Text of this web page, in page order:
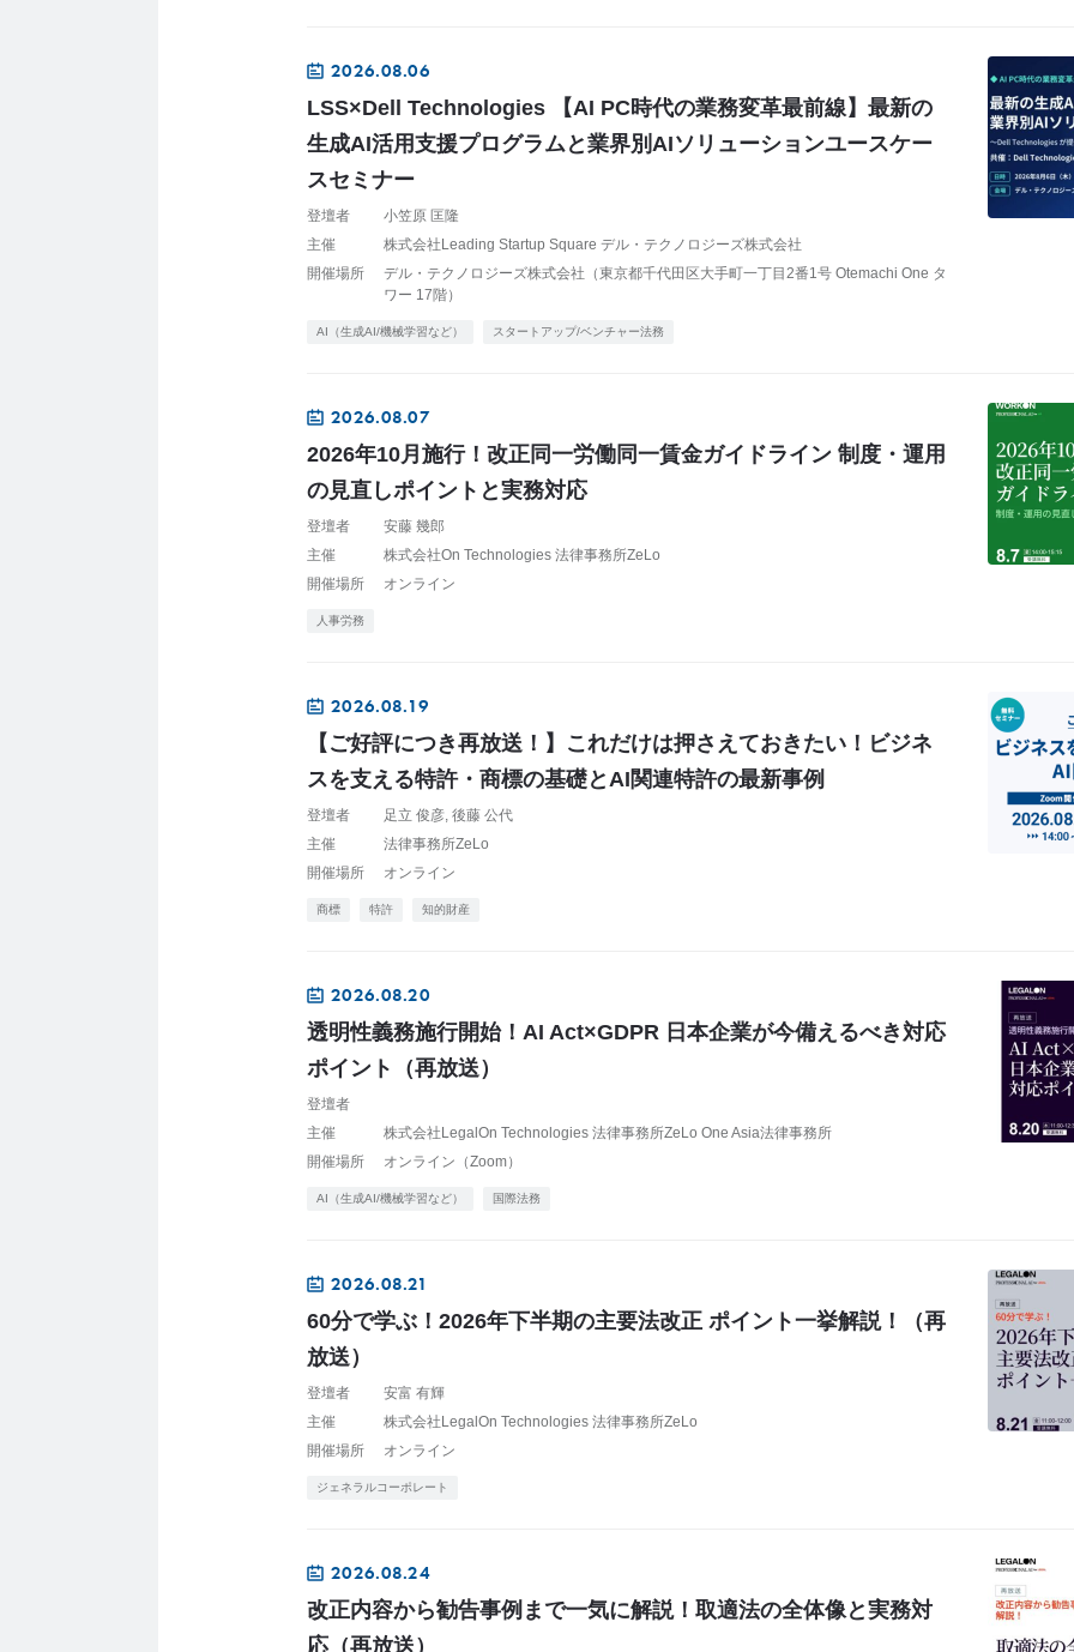
2026.08.06
LSS×Dell Technologies 【AI PC時代の業務変革最前線】最新の
生成AI活用支援プログラムと業界別AIソリューションユースケー
スセミナー
登壇者
小笠原 匡隆
主催
株式会社Leading Startup Square デル・テクノロジーズ株式会社
開催場所
デル・テクノロジーズ株式会社（東京都千代田区大手町一丁目2番1号 Otemachi One タ
ワー 17階）
AI（生成AI/機械学習など） スタートアップ/ベンチャー法務
2026.08.07
2026年10月施行！改正同一労働同一賃金ガイドライン 制度・運用
の見直しポイントと実務対応
登壇者
安藤 幾郎
主催
株式会社On Technologies 法律事務所ZeLo
開催場所
オンライン
人事労務
2026.08.19
【ご好評につき再放送！】これだけは押さえておきたい！ビジネ
スを支える特許・商標の基礎とAI関連特許の最新事例
登壇者 足立 俊彦 後藤 公代
主催
法律事務所ZeLo
開催場所
オンライン
商標 特許 知的財産
2026.08.20
透明性義務施行開始！AI Act×GDPR 日本企業が今備えるべき対応
ポイント（再放送）
登壇者
主催
株式会社LegalOn Technologies 法律事務所ZeLo One Asia法律事務所
開催場所
オンライン（Zoom）
AI（生成AI/機械学習など） 国際法務
2026.08.21
60分で学ぶ！2026年下半期の主要法改正 ポイント一挙解説！（再
放送）
登壇者
安富 有輝
主催
株式会社LegalOn Technologies 法律事務所ZeLo
開催場所
オンライン
ジェネラルコーポレート
2026.08.24
改正内容から勧告事例まで一気に解説！取適法の全体像と実務対
応（再放送）